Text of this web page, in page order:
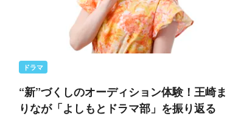
ドラマ
“新”づくしのオーディション体験！王崎ま
りなが「よしもとドラマ部」を振り返る